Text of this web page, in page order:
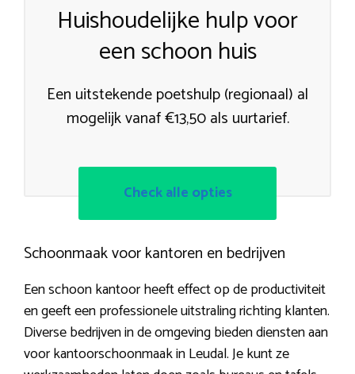
Huishoudelijke hulp voor
een schoon huis
Een uitstekende poetshulp (regionaal) al
mogelijk vanaf €13,50 als uurtarief.
Check alle opties
Schoonmaak voor kantoren en bedrijven
Een schoon kantoor heeft effect op de productiviteit
en geeft een professionele uitstraling richting klanten.
Diverse bedrijven in de omgeving bieden diensten aan
voor kantoorschoonmaak in Leudal. Je kunt ze